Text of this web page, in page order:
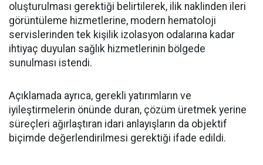
oluşturulması gerektiği belirtilerek, ilik naklinden ileri
görüntüleme hizmetlerine, modern hematoloji
servislerinden tek kişilik izolasyon odalarına kadar
ihtiyaç duyulan sağlık hizmetlerinin bölgede
sunulması istendi.
Açıklamada ayrıca, gerekli yatırımların ve
iyileştirmelerin önünde duran, çözüm üretmek yerine
süreçleri ağırlaştıran idari anlayışların da objektif
biçimde değerlendirilmesi gerektiği ifade edildi.